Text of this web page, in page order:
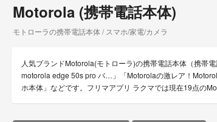
Motorola (携帯電話本体)
モトローラの携帯電話本体 / スマホ/家電/カメラ
人気ブランドMotorola(モトローラ)の携帯電話本体（携帯
motorola edge 50s pro バ…」「Motorolaの激レア！
ホ本体」などです。フリマアプリ ラクマでは現在19点の